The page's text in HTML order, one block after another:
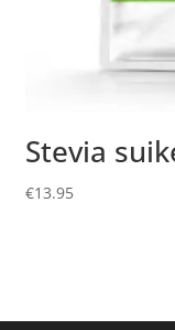
Stevia
€13.95